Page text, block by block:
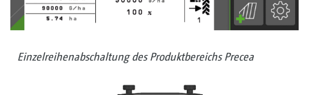
Einzelreihenabschaltung des Produktbereichs Precea